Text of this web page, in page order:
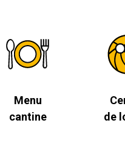
Menu
cantine
de